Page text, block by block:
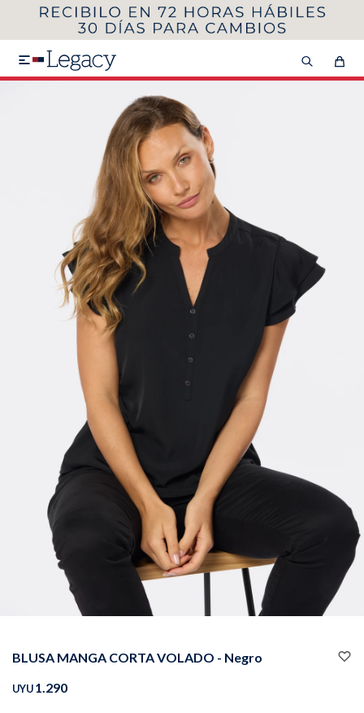

BLUSA MANGA CORTA VOLADO - Negro
UYU1.290
MI CUENTA
VER COLECCIÓN DE HOMBRE
HASTA 40%OFF SEGUNDA 50%
Pantalones
Camperas Chalecos
Canguros Jeans